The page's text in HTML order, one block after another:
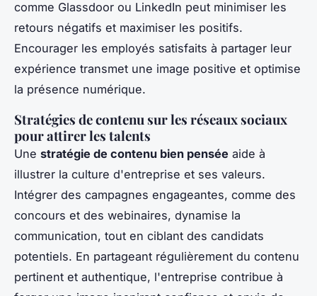
comme Glassdoor ou LinkedIn peut minimiser les
retours négatifs et maximiser les positifs.
Encourager les employés satisfaits à partager leur
expérience transmet une image positive et optimise
la présence numérique.
Stratégies de contenu sur les réseaux sociaux
pour attirer les talents
Une stratégie de contenu bien pensée aide à
illustrer la culture d'entreprise et ses valeurs.
Intégrer des campagnes engageantes, comme des
concours et des webinaires, dynamise la
communication, tout en ciblant des candidats
potentiels. En partageant régulièrement du contenu
pertinent et authentique, l'entreprise contribue à